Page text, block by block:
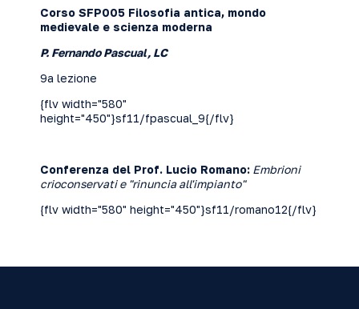
Corso SFP005 Filosofia antica, mondo
medievale e scienza moderna
P. Fernando Pascual, LC
9a lezione
{flv width="580"
height="450"}sf11/fpascual_9{/flv}
Conferenza del Prof. Lucio Romano: Embrioni
crioconservati e "rinuncia all'impianto"
{flv width="580" height="450"}sf11/romano12{/flv}